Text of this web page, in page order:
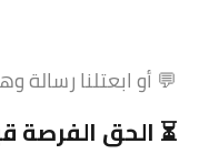
💬 أو ابعتلنا رسالة
⏳ الحق الفرصة